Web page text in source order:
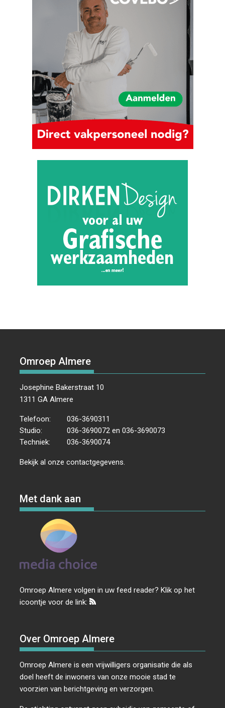
Omroep Almere
Josephine Bakerstraat 10
1311 GA Almere
Telefoon:
036-3690311
Studio:
036-3690072 en 036-3690073
Techniek:
036-3690074
Bekijk al onzecontactgegevens
Met dank aan
Omroep Almere volgen in uw feed reader? Klik op het
icoontje voor de link:
Over Omroep Almere
Omroep Almere is een vrijwilligers organisatie die als
doel heeft de inwoners van onze mooie stad te
voorzien van berichtgeving en verzorgen.